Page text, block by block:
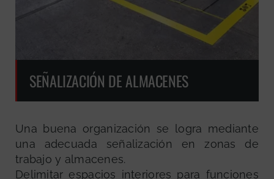
SEÑALIZACIÓN DE ALMACENES
Una buena organización se logra mediante
una adecuada señalización en zonas de
trabajo y almacenes.
Delimitar espacios interiores para funciones